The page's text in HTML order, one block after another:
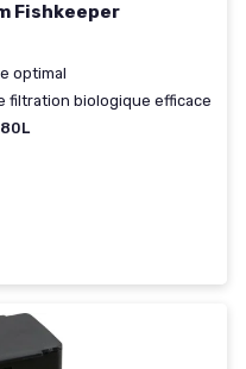
Fishkeeper
optimal
filtration biologique efficace
80L